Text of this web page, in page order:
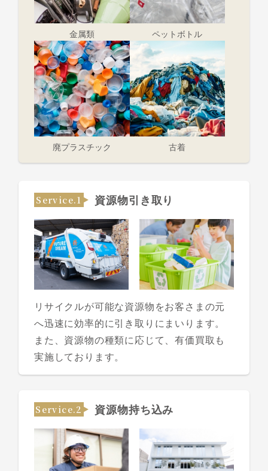
金属類 ペットボトル
廃プラスチック 古着
Service.1 資源物引き取り
リサイクルが可能な資源物をお客さまの元
へ迅速に効率的に引き取りにまいります。
また、資源物の種類に応じて、有価買取も
実施しております。
Service.2 資源物持ち込み